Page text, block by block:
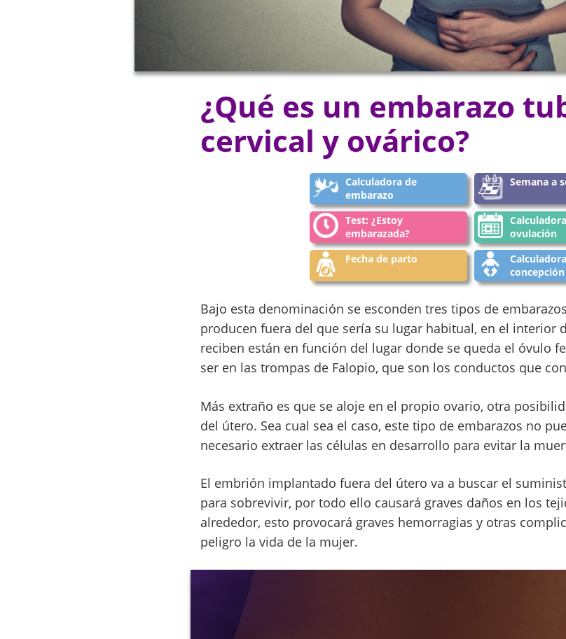
¿Qué es un embarazo
cervical y ovárico?
Calculadora de
embarazo
Semana a
Test: ¿Estoy
embarazada?
ovulación
Fecha de parto
concepción
Bajo esta denominación se esconden tres tipos de
producen fuera del que sería su lugar habitual, en el interior
reciben están en función del lugar donde se queda el óvulo
ser en las trompas de Falopio, que son los conductos que
Más extraño es que se aloje en el propio ovario, otra
del útero. Sea cual sea el caso, este tipo de embarazos no
necesario extraer las células en desarrollo para evitar la
El embrión implantado fuera del útero va a buscar el
para sobrevivir, por todo ello causará graves daños en los
alrededor, esto provocará graves hemorragias y otras
peligro la vida de la mujer.